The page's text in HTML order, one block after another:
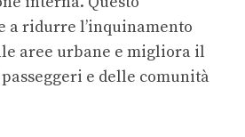
a ridurre l’inquinamento
aree urbane e migliora il
e delle comunità